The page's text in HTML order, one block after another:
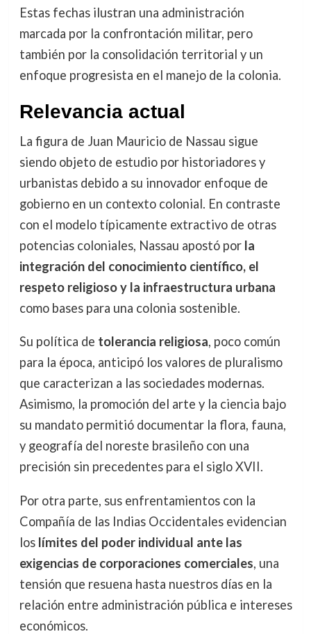
Estas fechas ilustran una administración
marcada por la confrontación militar, pero
también por la consolidación territorial y un
enfoque progresista en el manejo de la colonia.
Relevancia actual
La figura de Juan Mauricio de Nassau sigue
siendo objeto de estudio por historiadores y
urbanistas debido a su innovador enfoque de
gobierno en un contexto colonial. En contraste
con el modelo típicamente extractivo de otras
potencias coloniales, Nassau apostó por la
integración del conocimiento científico, el
respeto religioso y la infraestructura urbana
como bases para una colonia sostenible.
Su política de tolerancia religiosa, poco común
para la época, anticipó los valores de pluralismo
que caracterizan a las sociedades modernas.
Asimismo, la promoción del arte y la ciencia bajo
su mandato permitió documentar la flora, fauna,
y geografía del noreste brasileño con una
precisión sin precedentes para el siglo XVII.
Por otra parte, sus enfrentamientos con la
Compañía de las Indias Occidentales evidencian
los límites del poder individual ante las
exigencias de corporaciones comerciales, una
tensión que resuena hasta nuestros días en la
relación entre administración pública e intereses
económicos.